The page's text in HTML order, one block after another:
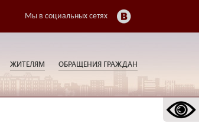
Мы в социальных сетях
ЖИТЕЛЯМ ОБРАЩЕНИЯ ГРАЖДАН